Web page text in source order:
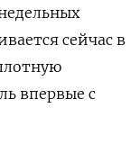
сейчас в
впервые с